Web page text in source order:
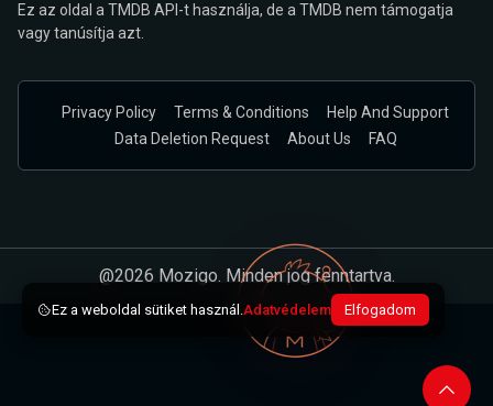
Ez az oldal a TMDB API-t használja, de a TMDB nem támogatja
vagy tanúsítja azt.
Privacy Policy Terms & Conditions
Help And Support
Data Deletion Request
About Us FAQ
@2026 Mozigo. Minden jog fenntartva.
Ez a weboldal sütiket használ.Adatvédelem Elfogadom